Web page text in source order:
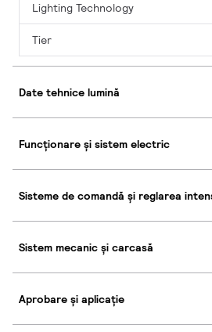
Lighting Technology
Tier
Date tehnice lumină
Funcționare și sistem electric
Sisteme de comandă și reglarea
Sistem mecanic și carcasă
Aprobare și aplicație